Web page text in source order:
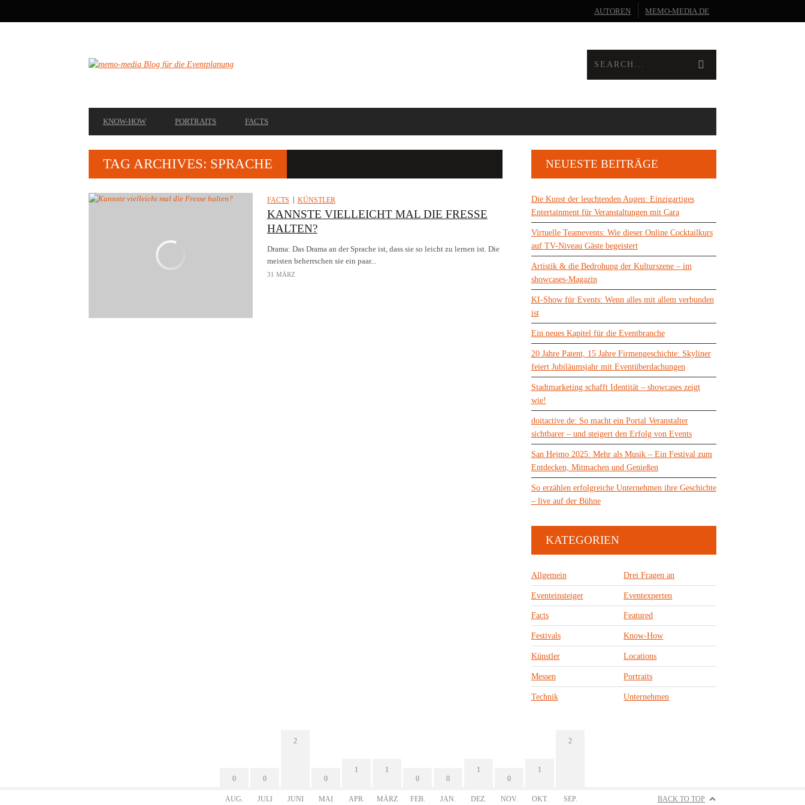
NAVIGATION
AUTOREN MEMO-MEDIA.DE
NAVIGATION
KNOW-HOW PORTRAITS FACTS
TAG ARCHIVES: SPRACHE
FACTS KÜNSTLER
KANNSTE VIELLEICHT MAL DIE FRESSE
HALTEN?
Drama: Das Drama an der Sprache ist, dass sie so leicht zu lernen ist. Die
meisten beherrschen sie ein paar...
31 MÄRZ
NEUESTE BEITRÄGE
Die Kunst der leuchtenden Augen: Einzigartiges
Entertainment für Veranstaltungen mit Cara
Virtuelle Teamevents: Wie dieser Online Cocktailkurs
auf TV-Niveau Gäste begeistert
Artistik & die Bedrohung der Kulturszene – im
showcases-Magazin
KI-Show für Events: Wenn alles mit allem verbunden
ist
Ein neues Kapitel für die Eventbranche
20 Jahre Patent, 15 Jahre Firmengeschichte: Skyliner
feiert Jubiläumsjahr mit Eventüberdachungen
Stadtmarketing schafft Identität – showcases zeigt
wie!
doitactive.de: So macht ein Portal Veranstalter
sichtbarer – und steigert den Erfolg von Events
San Hejmo 2025: Mehr als Musik – Ein Festival zum
Entdecken, Mitmachen und Genießen
So erzählen erfolgreiche Unternehmen ihre Geschichte
– live auf der Bühne
KATEGORIEN
Allgemein Drei Fragen an
Eventeinsteiger Eventexperten
Facts Featured
Festivals Know-How
Künstler Locations
Messen Portraits
Technik Unternehmen
0
AUG.
0
JULI
2
JUNI
0
MAI
1
APR.
1
MÄRZ
0
FEB.
0
JAN.
1
DEZ.
0
NOV.
1
OKT.
2
SEP. BACK TO TOP